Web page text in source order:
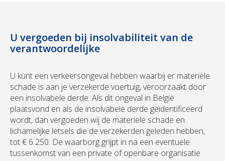
U vergoeden bij insolvabiliteit van de
verantwoordelijke
U kunt een verkeersongeval hebben waarbij er materiële
schade is aan je verzekerde voertuig, veroorzaakt door
een insolvabele derde. Als dit ongeval in België
plaatsvond en als de insolvabele derde geïdentificeerd
wordt, dan vergoeden wij de materiële schade en
lichamelijke letsels die de verzekerden geleden hebben,
tot € 6 250. De waarborg grijpt in na een eventuele
tussenkomst van een private of openbare organisatie